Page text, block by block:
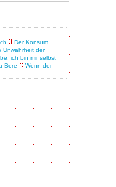
Der Konsum
Unwahrheit der
ich bin mir selbst
Bere
Wenn der